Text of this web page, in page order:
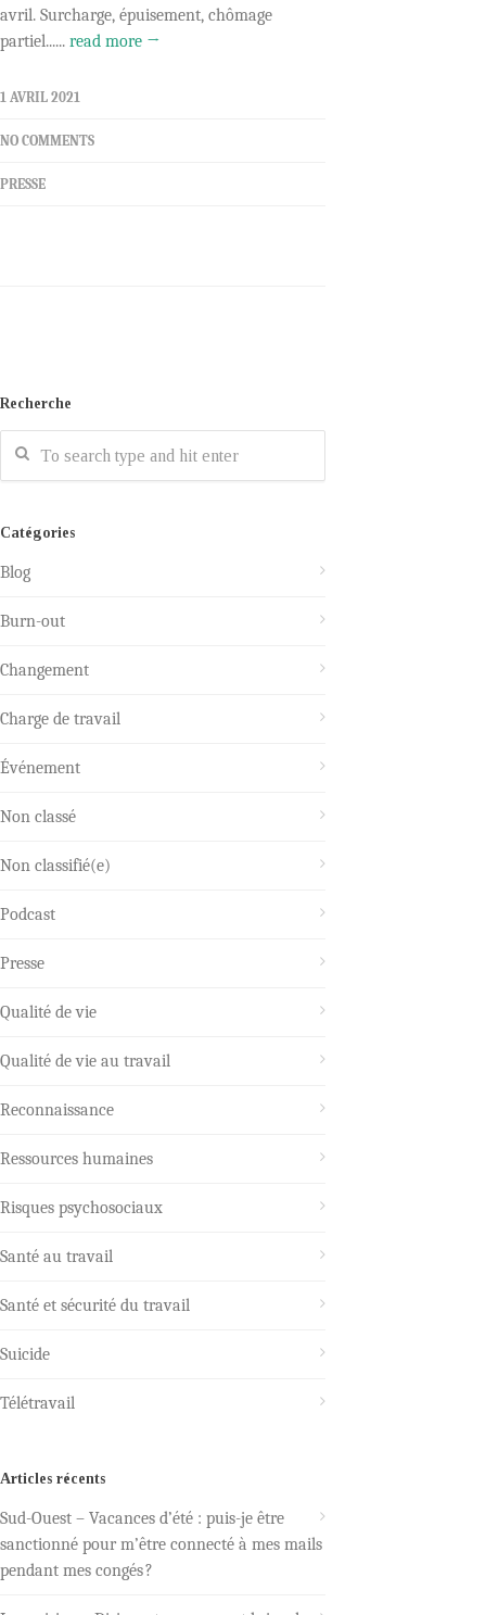
avril. Surcharge, épuisement, chômage
partiel...... read more →
1 AVRIL 2021
NO COMMENTS
PRESSE
Recherche
Catégories
Blog
Burn-out
Changement
Charge de travail
Événement
Non classé
Non classifié(e)
Podcast
Presse
Qualité de vie
Qualité de vie au travail
Reconnaissance
Ressources humaines
Risques psychosociaux
Santé au travail
Santé et sécurité du travail
Suicide
Télétravail
Articles récents
Sud-Ouest – Vacances d’été : puis-je être
sanctionné pour m’être connecté à mes mails
pendant mes congés ?